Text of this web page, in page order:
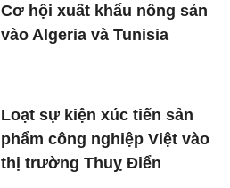
Cơ hội xuất khẩu nông sản
vào Algeria và Tunisia
Loạt sự kiện xúc tiến sản
phẩm công nghiệp Việt vào
thị trường Thuỵ Điển